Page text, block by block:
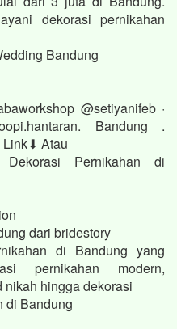
dekorasi pernikahan
Bandung
@setiyanifeb ·
Bandung .
Link⬇ Atau
Pernikahan di
dari bridestory
di Bandung yang
pernikahan modern,
hingga dekorasi
di Bandung